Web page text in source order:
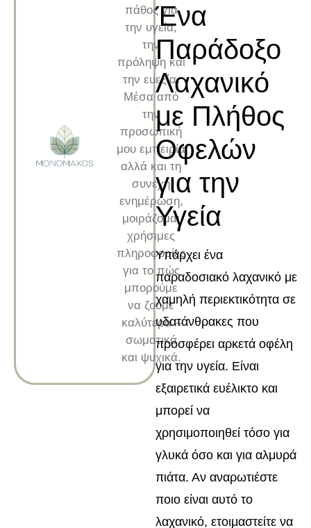
πάθος για
την υγεία,
την
πρόληψη και
την ευεξία.
Μέσα από
την
προσωπική
μου εμπειρία
αλλά και τη
συνεχή
ενημέρωση,
μοιράζομαι
χρήσιμες
πληροφορίες
για το πώς
μπορούμε
να ζούμε
καλύτερα –
σωματικά
και ψυχικά.
Ένα
Παράδοξο
Λαχανικό
με Πλήθος
Οφελών
για την
Υγεία
Υπάρχει ένα
παραδοσιακό λαχανικό με
χαμηλή περιεκτικότητα σε
υδατάνθρακες που
προσφέρει αρκετά οφέλη
για την υγεία. Είναι
εξαιρετικά ευέλικτο και
μπορεί να
χρησιμοποιηθεί τόσο για
γλυκά όσο και για αλμυρά
πιάτα. Αν αναρωτιέστε
ποιο είναι αυτό το
λαχανικό, ετοιμαστείτε να